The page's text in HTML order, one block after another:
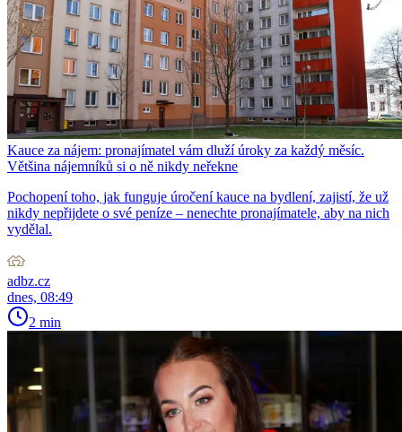
Kauce za nájem: pronajímatel vám dluží úroky za každý měsíc.
Většina nájemníků si o ně nikdy neřekne
Pochopení toho, jak funguje úročení kauce na bydlení, zajistí, že už
nikdy nepřijdete o své peníze – nenechte pronajímatele, aby na nich
vydělal.
adbz.cz
dnes, 08:49
2 min